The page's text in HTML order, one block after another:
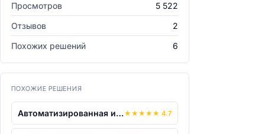
Просмотров
5 522
Отзывов
2
Похожих решений
6
ПОХОЖИЕ РЕШЕНИЯ
Автоматизированная информационно-анали...★ ★ ★ ★ ★ 4.7